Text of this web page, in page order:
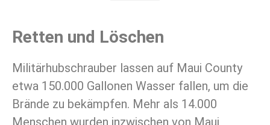
Retten und Löschen
Militärhubschrauber lassen auf Maui County
etwa 150.000 Gallonen Wasser fallen, um die
Brände zu bekämpfen. Mehr als 14.000
Menschen wurden inzwischen von Maui